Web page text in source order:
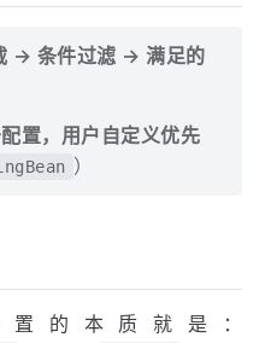
→ 条件过滤 → 满足的
置，用户自定义优先
）
置的本质就是：